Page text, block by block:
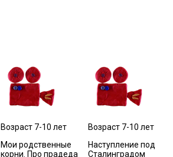
Возраст 7-10 лет
Мои родственные
корни. Про прадеда
Возраст 7-10 лет
Наступление под
Сталинградом